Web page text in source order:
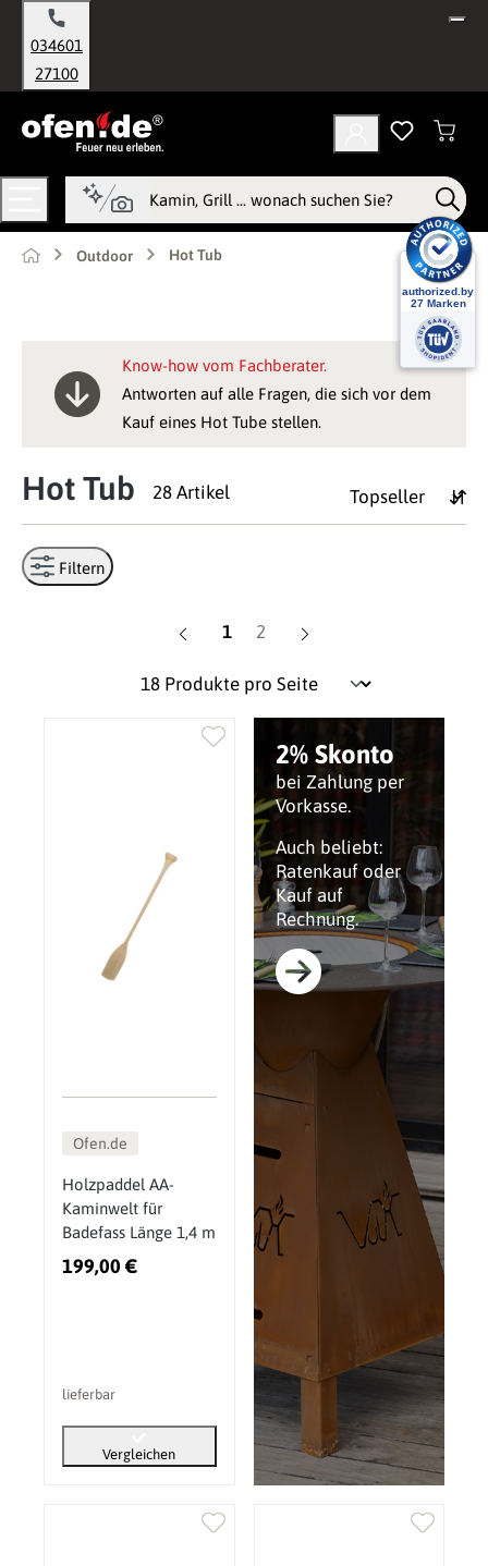
springen
034601
27100
Outdoor Hot Tub
Know-how vom Fachberater.
Antworten auf alle Fragen, die sich vor dem
Kauf eines Hot Tube stellen.
Hot Tub 28 Artikel
Filtern
Seite
1 Seite
2
2% Skonto
bei Zahlung per
Vorkasse.
Auch beliebt:
Ratenkauf oder
Kauf auf
Rechnung.
Ofen.de
Holzpaddel AA-
Kaminwelt für
Badefass Länge 1,4 m
199,00 €
lieferbar
Vergleichen